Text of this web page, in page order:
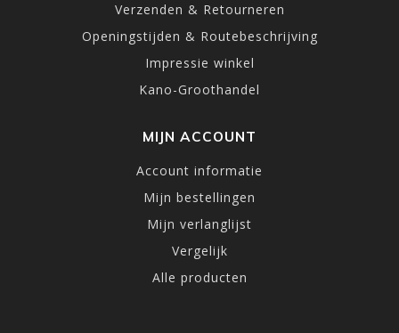
Verzenden & Retourneren
Openingstijden & Routebeschrijving
Impressie winkel
Kano-Groothandel
MIJN ACCOUNT
Account informatie
Mijn bestellingen
Mijn verlanglijst
Vergelijk
Alle producten